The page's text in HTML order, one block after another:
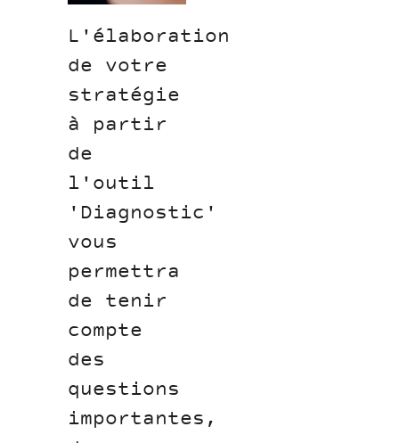
L'élaboration
de votre
stratégie
à partir
de
l'outil
'Diagnostic'
vous
permettra
de tenir
compte
des
questions
importantes,